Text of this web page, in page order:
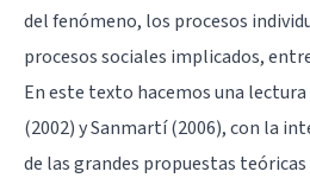
del fenómeno, los procesos
procesos sociales implicados,
En este texto hacemos una
(2002) y Sanmartí (2006), con la
de las grandes propuestas